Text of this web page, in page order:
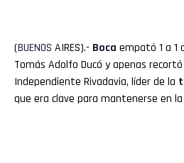
(BUENOS AIRES).- Boca empató 1 a 1
Tomás Adolfo Ducó y apenas
Independiente Rivadavia, líder de la
que era clave para mantenerse en